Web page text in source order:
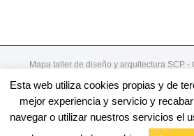
Mapa taller de diseño y arquitectura SCP -
Gordoniz 44, 5º - dto 7- 48002 -
FacebookTwitter
Esta web utiliza cookies propias y de
mejor experiencia y servicio y
navegar o utilizar nuestros servicios el